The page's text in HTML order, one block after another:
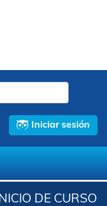
Iniciar sesión
DE CURSO